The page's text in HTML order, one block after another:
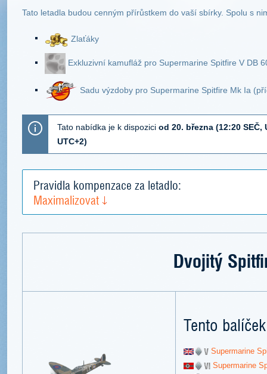
Tato letadla budou cenným přírůstkem do vaší sbírky. Spolu s
Zlaťáky
Exkluzivní kamufláž pro Supermarine Spitfire V DB
Sadu výzdoby pro Supermarine Spitfire Mk Ia
Tato nabídka je k dispozici od 20. března (12:20 SEČ,
UTC+2)
Pravidla kompenzace za letadlo:
Maximalizovat
Dvojitý
Tento
Supermarine
Supermarine